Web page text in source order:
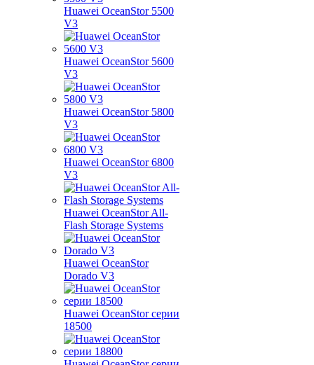
Huawei OceanStor 5500
V3
Huawei OceanStor 5600
V3
Huawei OceanStor 5800
V3
Huawei OceanStor 6800
V3
Huawei OceanStor All-
Flash Storage Systems
Huawei OceanStor
Dorado V3
Huawei OceanStor серии
18500